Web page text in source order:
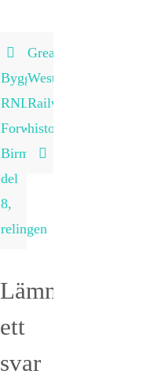
Bygglogg
RNLI
Forward
Birmingham,
del
8,
relingen
Great
Western
Railways
historia
Lämna
ett
svar